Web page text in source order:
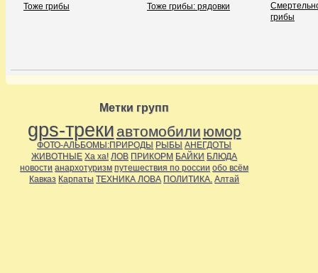
Тоже грибы Тоже грибы: рядовки
грибы
Метки групп
gps-треки автомобили юмор
ФОТО-АЛЬБОМЫ:ПРИРОДЫ РЫБЫ АНЕГДОТЫ
ЖИВОТНЫЕ Ха ха! ЛОВ ПРИКОРМ БАЙКИ БЛЮДА
новости анархотуризм путешествия по россии обо всём
Кавказ Карпаты ТЕХНИКА ЛОВА ПОЛИТИКА. Алтай